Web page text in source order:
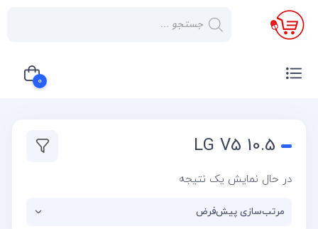
×
صفحه
صوتی و
گازی
0
LG V5 10.5
در حال نمایش یک نتیجه